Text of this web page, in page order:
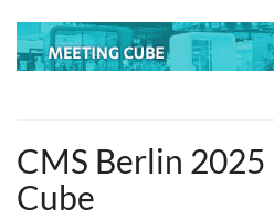
Zum
Haupt-
Inhalt
CMS Berlin
Cube